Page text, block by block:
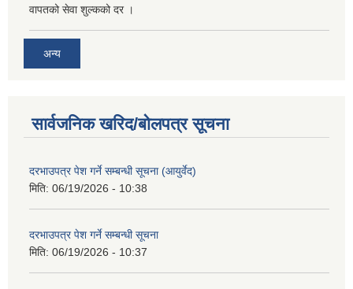
वापतको सेवा शुल्कको दर ।
अन्य
सार्वजनिक खरिद/बोलपत्र सूचना
दरभाउपत्र पेश गर्ने सम्बन्धी सूचना (आयुर्वेद)
मिति: 06/19/2026 - 10:38
दरभाउपत्र पेश गर्ने सम्बन्धी सूचना
मिति: 06/19/2026 - 10:37